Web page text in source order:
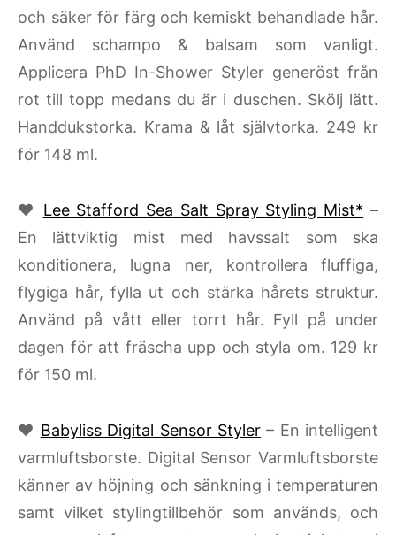
och säker för färg och kemiskt behandlade hår.
Använd schampo & balsam som vanligt.
Applicera PhD In-Shower Styler generöst från
rot till topp medans du är i duschen. Skölj lätt.
Handdukstorka. Krama & låt självtorka. 249 kr
för 148 ml.
♥ Lee Stafford Sea Salt Spray Styling Mist* –
En lättviktig mist med havssalt som ska
konditionera, lugna ner, kontrollera fluffiga,
flygiga hår, fylla ut och stärka hårets struktur.
Använd på vått eller torrt hår. Fyll på under
dagen för att fräscha upp och styla om. 129 kr
för 150 ml.
♥ Babyliss Digital Sensor Styler– En intelligent
varmluftsborste. Digital Sensor Varmluftsborste
känner av höjning och sänkning i temperaturen
samt vilket stylingtillbehör som används, och